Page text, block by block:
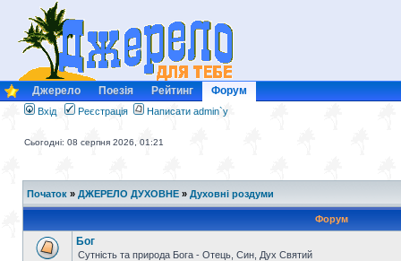
Джерело Поезія Рейтинг Форум
Вхід Реєстрація Написати admin`у
Сьогодні: 08 серпня 2026, 01:21
Початок » ДЖЕРЕЛО ДУХОВНЕ » Духовні роздуми
Форум
Бог
Сутність та природа Бога - Отець, Син, Дух Святий